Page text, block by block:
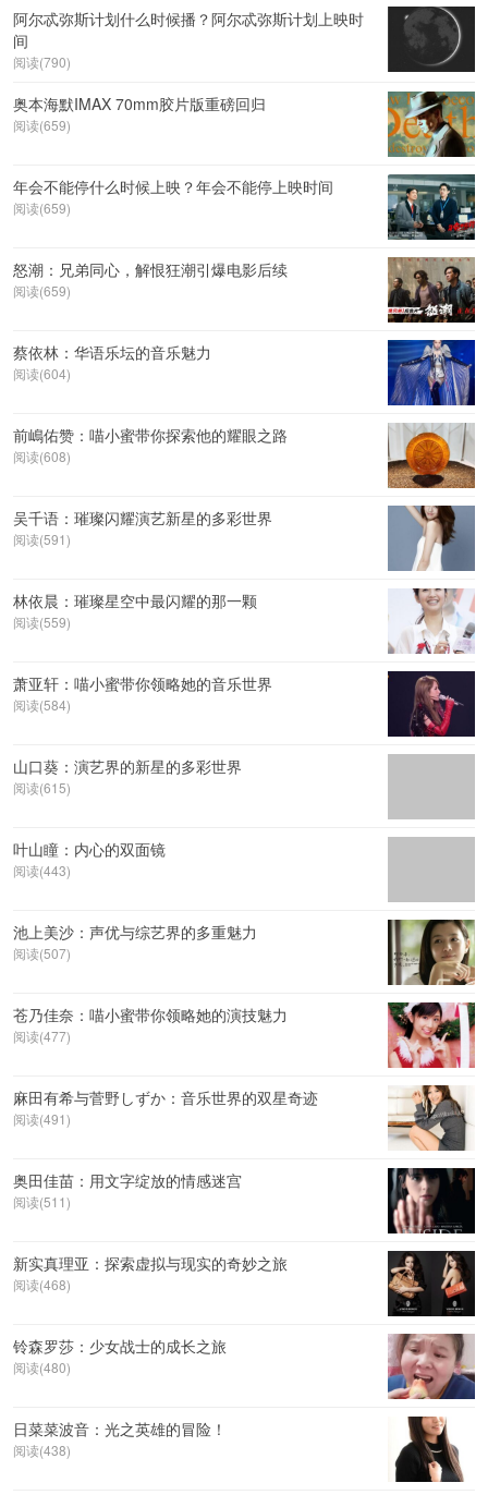
阿尔忒弥斯计划什么时候播？阿尔忒弥斯计划上映时
间
阅读(790)
奥本海默IMAX 70mm胶片版重磅回归
阅读(659)
年会不能停什么时候上映？年会不能停上映时间
阅读(659)
怒潮：兄弟同心，解恨狂潮引爆电影后续
阅读(659)
蔡依林：华语乐坛的音乐魅力
阅读(604)
前嶋佑赞：喵小蜜带你探索他的耀眼之路
阅读(608)
吴千语：璀璨闪耀演艺新星的多彩世界
阅读(591)
林依晨：璀璨星空中最闪耀的那一颗
阅读(559)
萧亚轩：喵小蜜带你领略她的音乐世界
阅读(584)
山口葵：演艺界的新星的多彩世界
阅读(615)
叶山瞳：内心的双面镜
阅读(443)
池上美沙：声优与综艺界的多重魅力
阅读(507)
苍乃佳奈：喵小蜜带你领略她的演技魅力
阅读(477)
麻田有希与菅野しずか：音乐世界的双星奇迹
阅读(491)
奥田佳苗：用文字绽放的情感迷宫
阅读(511)
新实真理亚：探索虚拟与现实的奇妙之旅
阅读(468)
铃森罗莎：少女战士的成长之旅
阅读(480)
日菜菜波音：光之英雄的冒险！
阅读(438)